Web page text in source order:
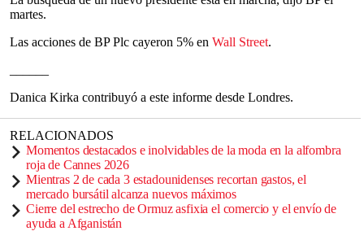
martes.
Las acciones de BP Plc cayeron 5% en Wall Street.
Danica Kirka contribuyó a este informe desde Londres.
RELACIONADOS
Momentos destacados e inolvidables de la moda en la alfombra
roja de Cannes 2026
Mientras 2 de cada 3 estadounidenses recortan gastos, el
mercado bursátil alcanza nuevos máximos
Cierre del estrecho de Ormuz asfixia el comercio y el envío de
ayuda a Afganistán